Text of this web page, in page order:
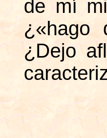
de mí
¿«hago
¿Dejo